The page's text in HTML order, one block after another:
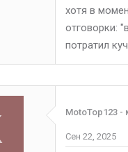
хотя в
отговорки:
потратил
MotoTop123
Сен 22, 2025